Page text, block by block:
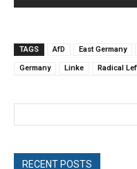
TAGS AfD East Germany
Germany Linke Radical
RECENT POSTS